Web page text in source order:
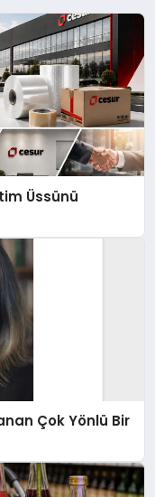
Üssünü
Çok Yönlü Bir